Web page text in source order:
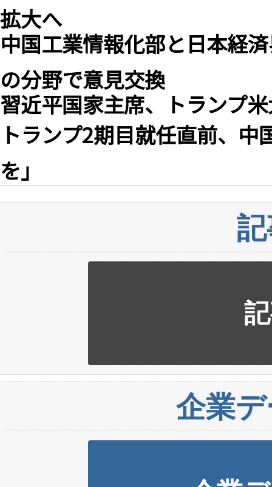
拡大へ
中国工業情報化部と日本経
の分野で意見交換
習近平国家主席、トランプ
トランプ2期目就任直前、
を」
企業